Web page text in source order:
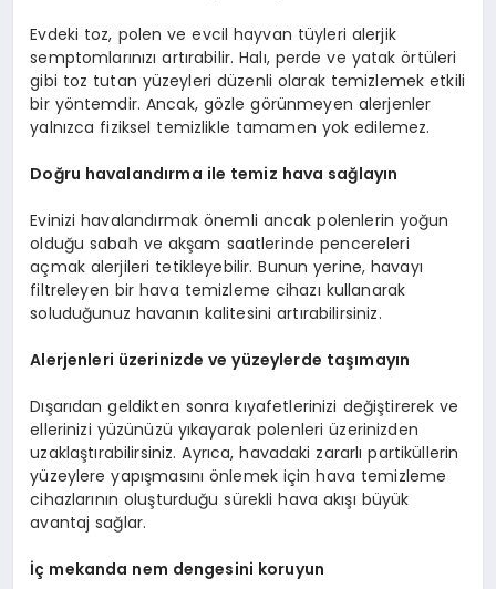
Evdeki toz, polen ve evcil hayvan tüyleri alerjik
semptomlarınızı artırabilir. Halı, perde ve yatak örtüleri
gibi toz tutan yüzeyleri düzenli olarak temizlemek etkili
bir yöntemdir. Ancak, gözle görünmeyen alerjenler
yalnızca fiziksel temizlikle tamamen yok edilemez.
Doğru havalandırma ile temiz hava sağlayın
Evinizi havalandırmak önemli ancak polenlerin yoğun
olduğu sabah ve akşam saatlerinde pencereleri
açmak alerjileri tetikleyebilir. Bunun yerine, havayı
filtreleyen bir hava temizleme cihazı kullanarak
soluduğunuz havanın kalitesini artırabilirsiniz.
Alerjenleri üzerinizde ve yüzeylerde taşımayın
Dışarıdan geldikten sonra kıyafetlerinizi değiştirerek ve
ellerinizi yüzünüzü yıkayarak polenleri üzerinizden
uzaklaştırabilirsiniz. Ayrıca, havadaki zararlı partiküllerin
yüzeylere yapışmasını önlemek için hava temizleme
cihazlarının oluşturduğu sürekli hava akışı büyük
avantaj sağlar.
İç mekanda nem dengesini koruyun